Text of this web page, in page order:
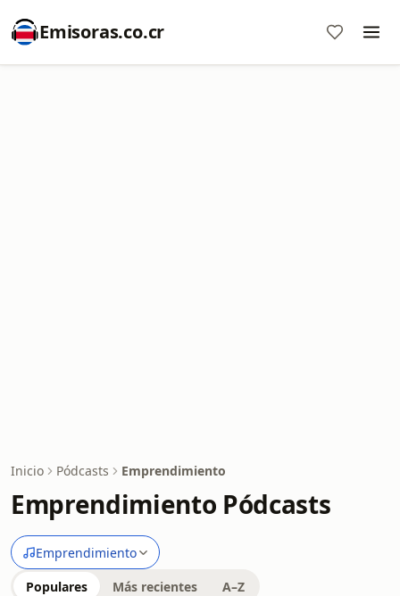
Emisoras.co.cr
Inicio Pódcasts Emprendimiento
Emprendimiento Pódcasts
Emprendimiento
Populares Más recientes A–Z